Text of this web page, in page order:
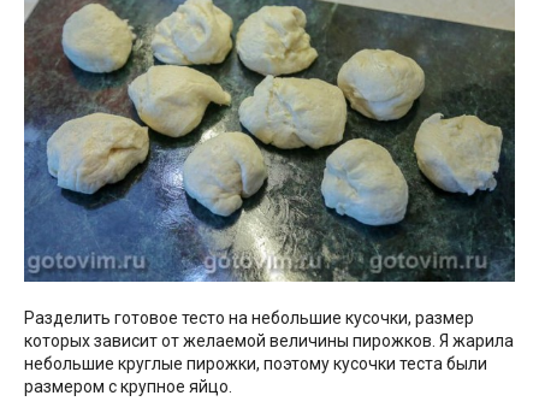
Разделить готовое тесто на небольшие кусочки, размер
которых зависит от желаемой величины пирожков. Я жарила
небольшие круглые пирожки, поэтому кусочки теста были
размером с крупное яйцо.